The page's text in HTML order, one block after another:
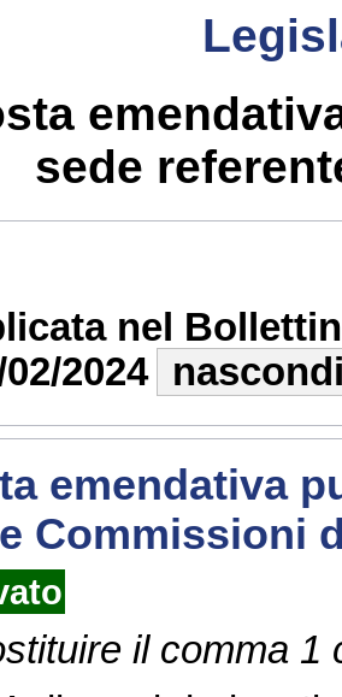
sede
nel
2024
emendativa
Commissioni
il comma 1